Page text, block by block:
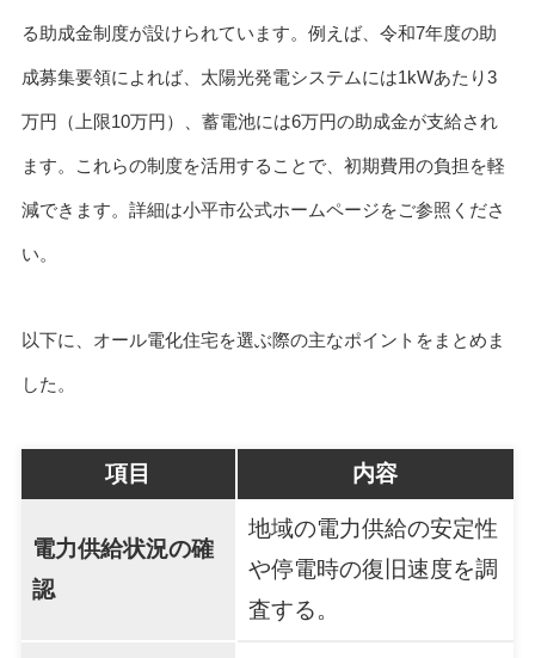
る助成金制度が設けられています。例えば、令和7年度の助
成募集要領によれば、太陽光発電システムには1kWあたり3
万円（上限10万円）、蓄電池には6万円の助成金が支給され
ます。これらの制度を活用することで、初期費用の負担を軽
減できます。詳細は小平市公式ホームページをご参照くださ
い。
以下に、オール電化住宅を選ぶ際の主なポイントをまとめま
した。
項目 内容
電力供給状況の確
認
地域の電力供給の安定性
や停電時の復旧速度を調
査する。